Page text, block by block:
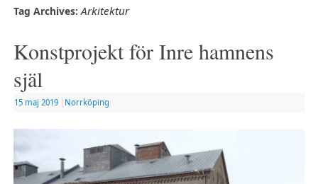
Tag Archives: Arkitektur
Konstprojekt för Inre hamnens
själ
15 maj 2019 Norrköping